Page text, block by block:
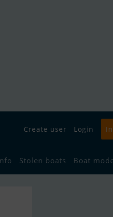
Create user Login
Stolen boats Boat